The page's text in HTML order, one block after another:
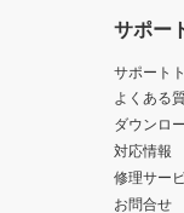
サポー
サポート
よくある
ダウンロ
対応情報
修理サー
お問合せ